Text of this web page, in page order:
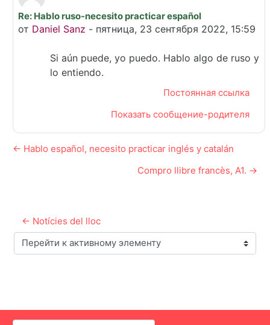
В ответ на Olga Gargat
Re: Hablo ruso-necesito practicar español
от Daniel Sanz - пятница, 23 сентября 2022, 15:59
Si aún puede, yo puedo. Hablo algo de ruso y
lo entiendo.
Постоянная ссылка
Показать сообщение-родителя
← Hablo español, necesito practicar inglés y catalán
Compro llibre francès, A1. →
← Notícies del lloc
Перейти к активному элементу